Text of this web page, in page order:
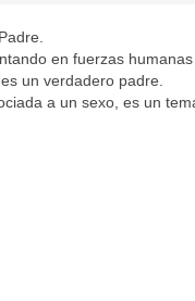
en fuerzas
un verdadero padre.
a un sexo, es un